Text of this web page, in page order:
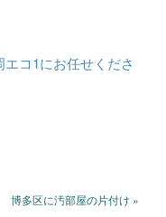
コ1にお任せくださ
博多区に汚部屋の片付け »